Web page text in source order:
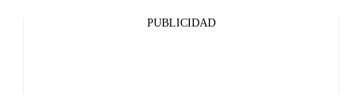
PUBLICIDAD